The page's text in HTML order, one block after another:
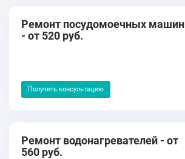
Ремонт посудомоечных машин
- от 520 руб.
Получить консультацию
Ремонт водонагревателей - от
560 руб.